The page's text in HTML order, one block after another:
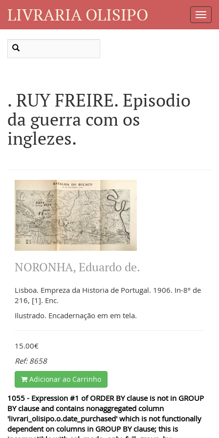
LIVRARIA OLISIPO
. RUY FREIRE. Episodio
da guerra com os
inglezes.
NORONHA, Eduardo de.
Lisboa. Empreza da Historia de Portugal. 1906. In-8º de
216, [1]. Enc.
Ilustrado. Encadernação em em tela.
15.00€
Ref: 8658
Adicionar ao Carrinho
1055 - Expression #1 of ORDER BY clause is not in GROUP
BY clause and contains nonaggregated column
'livrari_olisipo.o.date_purchased' which is not functionally
dependent on columns in GROUP BY clause; this is